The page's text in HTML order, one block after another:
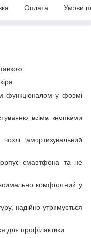
Оплата Умови
функціоналом у формі
всіма кнопками
амортизувальний
смартфона та не
комфортний у
надійно утримується
для профілактики